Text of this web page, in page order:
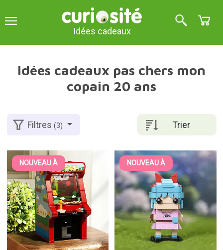
Idées cadeaux
Idées cadeaux pas chers mon
copain 20 ans
Trier
Filtres(3)
NOUVEAU À NOUVEAU À